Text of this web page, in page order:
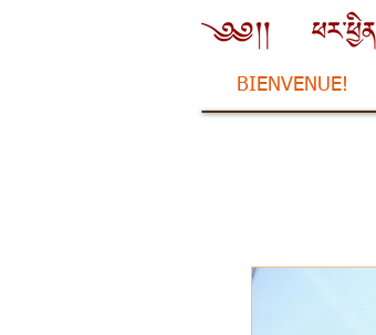
BIENVENUE!